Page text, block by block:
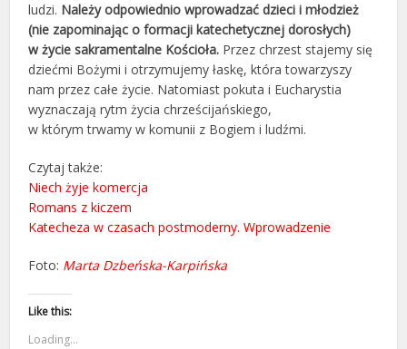
ludzi. Należy odpowiednio wprowadzać dzieci i młodzież
(nie zapominając o formacji katechetycznej dorosłych)
w życie sakramentalne Kościoła. Przez chrzest stajemy się
dziećmi Bożymi i otrzymujemy łaskę, która towarzyszy
nam przez całe życie. Natomiast pokuta i Eucharystia
wyznaczają rytm życia chrześcijańskiego,
w którym trwamy w komunii z Bogiem i ludźmi.
Czytaj także:
Niech żyje komercja
Romans z kiczem
Katecheza w czasach postmoderny. Wprowadzenie
Foto: Marta Dzbeńska-Karpińska
Like this:
Loading...